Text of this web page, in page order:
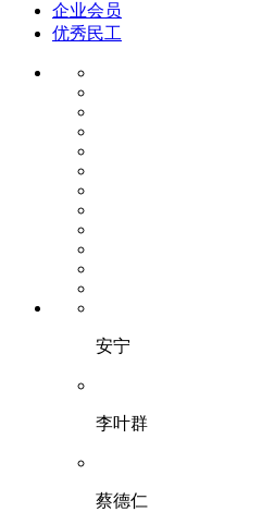
企业会员
优秀民工
安宁
李叶群
蔡德仁